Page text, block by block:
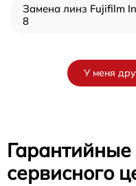
Замена линз Fujifilm
8
У меня
Гарантийные
сервисного